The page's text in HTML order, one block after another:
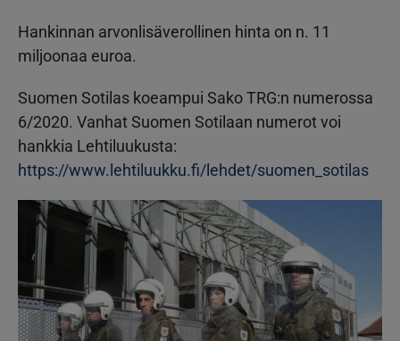
Hankinnan arvonlisäverollinen hinta on n. 11
miljoonaa euroa.
Suomen Sotilas koeampui Sako TRG:n numerossa
6/2020. Vanhat Suomen Sotilaan numerot voi
hankkia Lehtiluukusta:
https://www.lehtiluukku.fi/lehdet/suomen_sotilas
Kuva